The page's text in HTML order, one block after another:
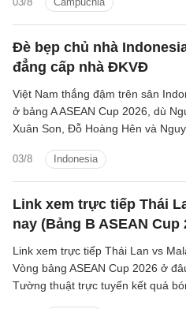
kênh phát sóng nào?
Đè bẹp chủ nhà
đẳng cấp nhà ĐKVĐ
03/8 Indonesia
Việt Nam thắng đậm trên sân
ở bảng A ASEAN Cup 2026, dù
Xuân Son, Đỗ Hoàng Hên và
Link xem trực tiếp Thái
nay (Bảng B ASEAN Cup
Link xem trực tiếp Thái Lan vs
Vòng bảng ASEAN Cup 2026 ở
Tường thuật trực tuyến kết quả